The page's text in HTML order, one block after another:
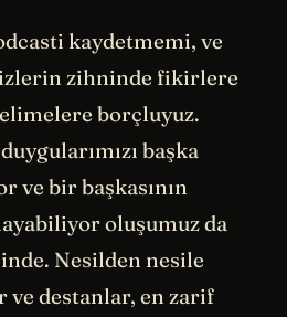
kaydetmemi, ve
zihninde fikirlere
borçluyuz.
başka
ve bir başkasının
oluşumuz da
Nesilden nesile
ve destanlar, en zarif